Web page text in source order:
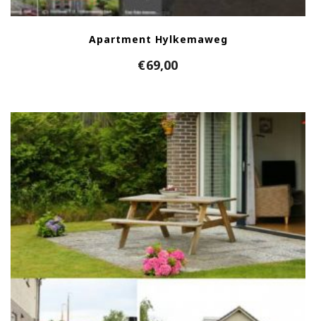
Apartment Hylkemaweg
€69,00